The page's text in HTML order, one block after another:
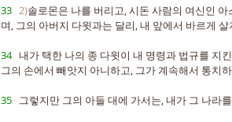
33 2)솔로몬은 나를 버리고, 시돈 사람의 여신인
며, 그의 아버지 다윗과는 달리, 내 앞에서 바르게
34 내가 택한 나의 종 다윗이 내 명령과 법규를 지
그의 손에서 빼앗지 아니하고, 그가 계속해서 통치
35 그렇지만 그의 아들 대에 가서는, 내가 그 나라